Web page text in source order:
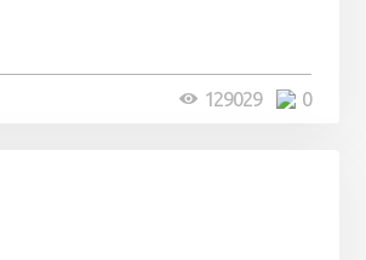
0
129029